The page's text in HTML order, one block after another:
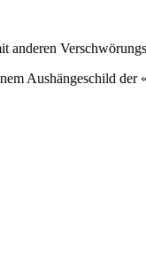
anderen
Aushängeschild der «